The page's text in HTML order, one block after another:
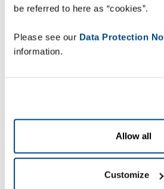
be referred to here as “cookies”.
Please see our Data Protection
information.
Allow all
Customize
„Nowy system ma wiele zalet:
tras dostarczenia, zwiększa
operatorów w magazynie oraz
„Większa
skrócenie czasu